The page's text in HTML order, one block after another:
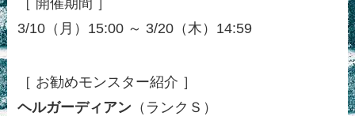
3/10（月）15:00 ～ 3/20（木）14:59
［ お勧めモンスター紹介 ］
ヘルガーディアン （ランクＳ）